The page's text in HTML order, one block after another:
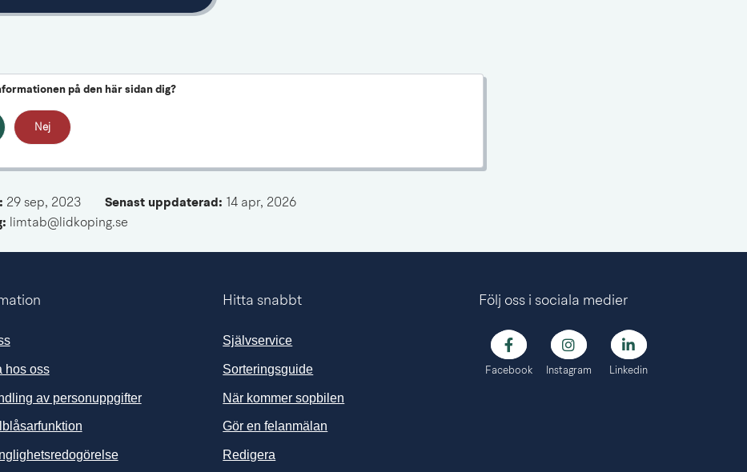
på den här sidan dig?
Nej
29 sep, 2023 Senast uppdaterad: 14 apr, 2026
limtab@lidkoping.se
hos oss
av personuppgifter
Hitta snabbt
Självservice
Sorteringsguide
När kommer sopbilen
Gör en felanmälan
Redigera
Följ oss i sociala medier
Facebook Instagram Linkedin